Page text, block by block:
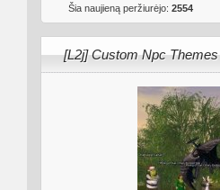
Šia naujieną peržiurėjo: 2554
[L2j] Custom Npc Themes